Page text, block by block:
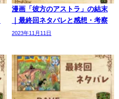
漫画「彼方のアストラ」の結末
｜最終回ネタバレと感想・考察
2023年11月11日